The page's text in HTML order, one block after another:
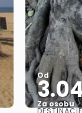
Od
Za osobu
DESTINÁCIE